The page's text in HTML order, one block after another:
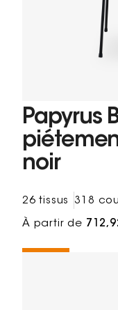
Papyrus
noir
26 tissus 318
À partir de